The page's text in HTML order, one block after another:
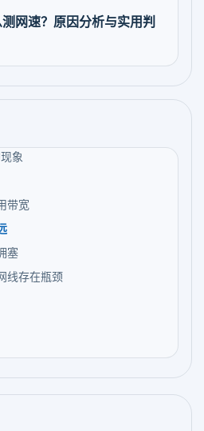
网速？原因分析与实用判
象
带宽
塞
线存在瓶颈